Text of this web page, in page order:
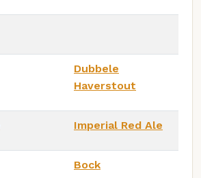
Dubbele
Haverstout
Imperial Red Ale
Bock